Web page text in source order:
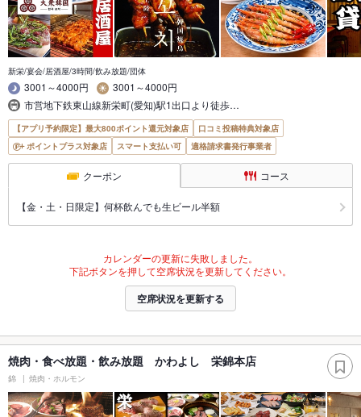
新栄/宴会/居酒屋/3時間/飲み放題/団体
3001～4000円
3001～4000円
市営地下鉄東山線新栄町(愛知)駅1出口より徒歩…
【アプリ予約限定】最大800ポイント還元対象店
口コミ投稿特典対象店
ポイントプラス対象店
スマート支払い可 適格請求書発行事業者
クーポン コース
【金・土・日限定】何杯飲んでも生ビール半額
カレンダーの更新に失敗しました。
下記ボタンを押して空席状況を更新してください。
空席状況を更新する
焼肉・食べ放題・飲み放題 かわよし 栄錦本店
錦 焼肉・ホルモン